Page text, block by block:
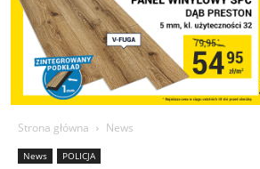
Strona główna News
News POLICJA